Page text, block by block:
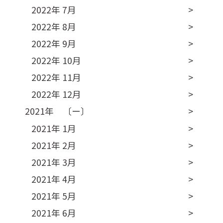
2022年 7月
2022年 8月
2022年 9月
2022年 10月
2022年 11月
2022年 12月
2021年 〔ー〕
2021年 1月
2021年 2月
2021年 3月
2021年 4月
2021年 5月
2021年 6月